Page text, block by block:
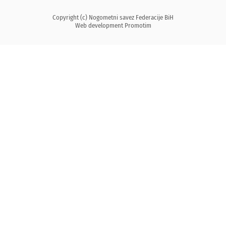
Copyright (c) Nogometni savez Federacije BiH
Web development Promotim